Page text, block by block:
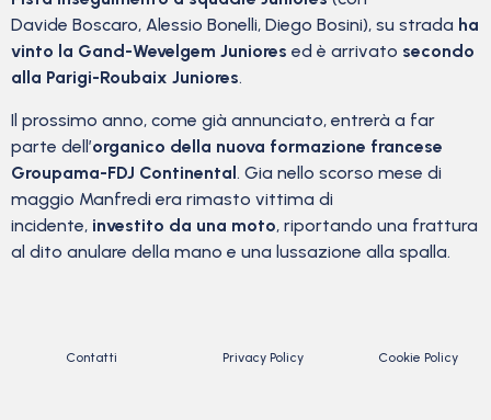
Davide Boscaro, Alessio Bonelli, Diego Bosini), su strada ha
vinto la Gand-Wevelgem Juniores ed è arrivato secondo
alla Parigi-Roubaix Juniores.
Il prossimo anno, come già annunciato, entrerà a far
parte dell’organico della nuova formazione francese
Groupama-FDJ Continental. Gia nello scorso mese di
maggio Manfredi era rimasto vittima di
incidente, investito da una moto, riportando una frattura
al dito anulare della mano e una lussazione alla spalla.
Contatti Privacy Policy Cookie Policy